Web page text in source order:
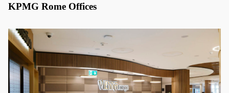
KPMG Rome Offices